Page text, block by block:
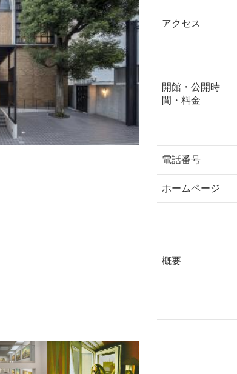
アクセス
開館・公開時
間・料金
電話番号
ホームページ
概要